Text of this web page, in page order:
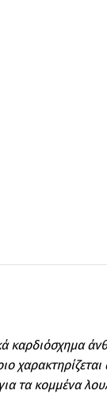
καρδιόσχημα
τα κομμένα